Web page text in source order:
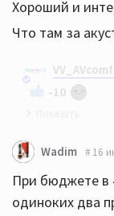
Хороший и
Что там за
-10
И вам спасибо
Акустика на
Обзор на них
Wadim 16
При бюджете в
одиноких два